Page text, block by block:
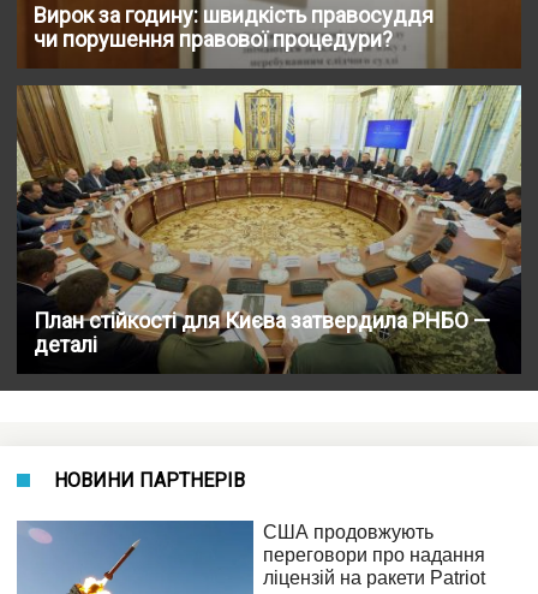
Вирок за годину: швидкість правосуддя
чи порушення правової процедури?
План стійкості для Києва затвердила РНБО —
деталі
НОВИНИ ПАРТНЕРІВ